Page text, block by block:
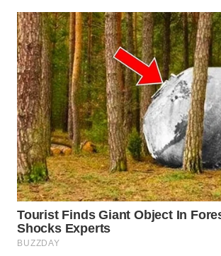
WN
TANJUNG
LESUNG
WN
KARO
WN
SIMALUNGUN
WN
LABUHANBATU
WN